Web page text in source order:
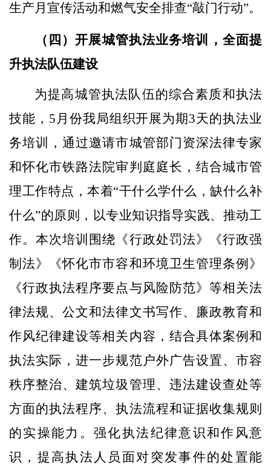
生产月宣传活动和燃气安全排查“敲门行动”。
（四）开展城管执法业务培训，全面提
升执法队伍建设
为提高城管执法队伍的综合素质和执法
技能， 5月份我局组织开展为期3天的执法业
务培训，通过邀请市城管部门资深法律专家
和怀化市铁路法院审判庭庭长，结合城市管
理工作特点，本着“干什么学什么，缺什么补
什么”的原则，以专业知识指导实践、推动工
作。本次培训围绕《行政处罚法》《行政强
制法》《怀化市市容和环境卫生管理条例》
《行政执法程序要点与风险防范》等相关法
律法规、公文和法律文书写作、廉政教育和
作风纪律建设等相关内容，结合具体案例和
执法实际，进一步规范户外广告设置、市容
秩序整治、建筑垃圾管理、违法建设查处等
方面的执法程序、执法流程和证据收集规则
的实操能力。强化执法纪律意识和作风意
识，提高执法人员面对突发事件的处置能